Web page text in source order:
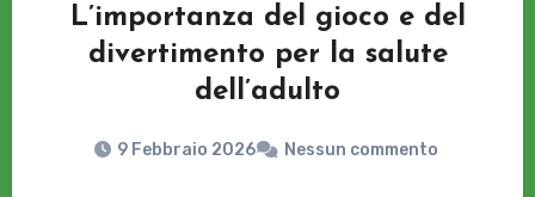
L’importanza del gioco e del
divertimento per la salute
dell’adulto
9 Febbraio 2026 Nessun commento